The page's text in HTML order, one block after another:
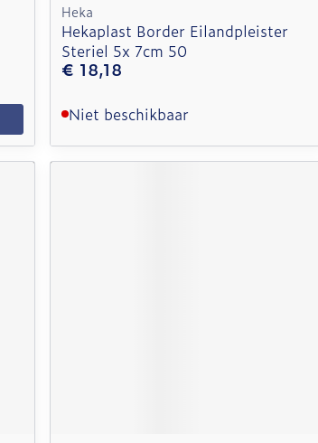
Heka
Hekaplast Border Eilandpleister
Steriel 5x 7cm 50
€ 18,18
Niet beschikbaar